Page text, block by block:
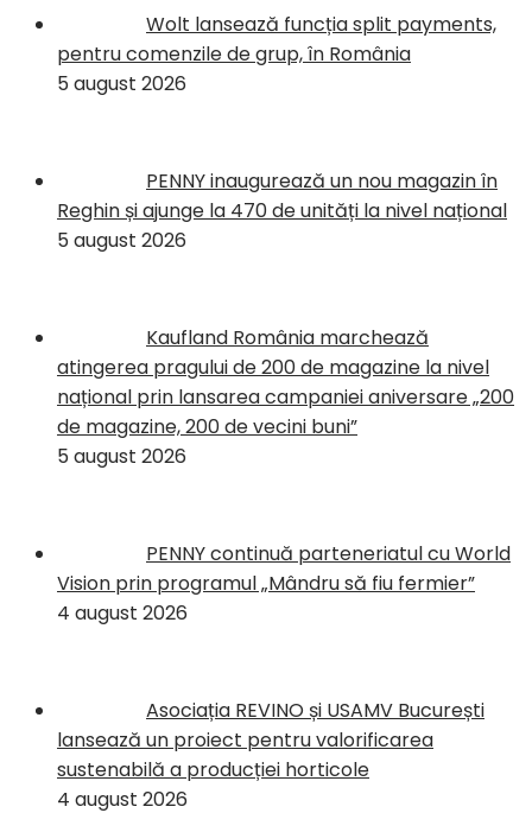
Wolt lansează funcția split payments,
pentru comenzile de grup, în România
5 august 2026
PENNY inaugurează un nou magazin în
Reghin și ajunge la 470 de unități la nivel național
5 august 2026
Kaufland România marchează
atingerea pragului de 200 de magazine la nivel
național prin lansarea campaniei aniversare „200
de magazine, 200 de vecini buni”
5 august 2026
PENNY continuă parteneriatul cu World
Vision prin programul „Mândru să fiu fermier”
4 august 2026
Asociația REVINO și USAMV București
lansează un proiect pentru valorificarea
sustenabilă a producției horticole
4 august 2026